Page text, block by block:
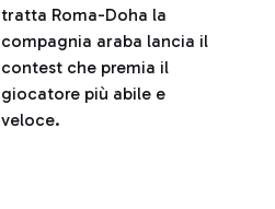
tratta Roma-Doha la
compagnia araba lancia il
contest che premia il
giocatore più abile e
veloce.